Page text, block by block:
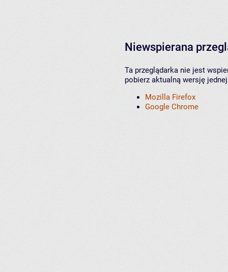
Niewspierana
Ta przeglądarka nie jest
pobierz aktualną wersję
Mozilla Firefox
Google Chrome